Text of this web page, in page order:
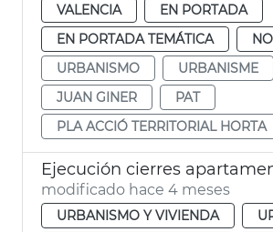
VALENCIA
EN PORTADA
EN PORTADA TEMÁTICA
URBANISMO
URBANISME
JUAN GINER
PAT
PLA ACCIÓ TERRITORIAL HORTA
modificado hace 4 meses
URBANISMO Y VIVIENDA